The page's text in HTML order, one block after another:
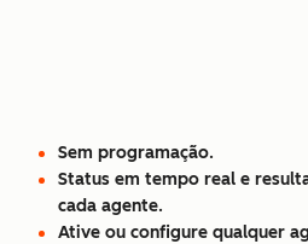
Sem programação.
Status em tempo real e
cada agente.
Ative ou configure qualquer